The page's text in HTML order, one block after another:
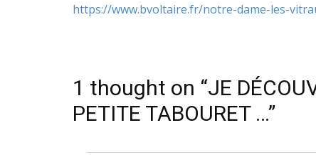
https://www.bvoltaire.fr/notre-dame-les-
1 thought on “JE
PETITE TABOURET …”